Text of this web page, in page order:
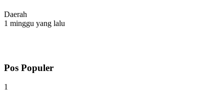
Daerah
1 minggu yang lalu
Pos Populer
1